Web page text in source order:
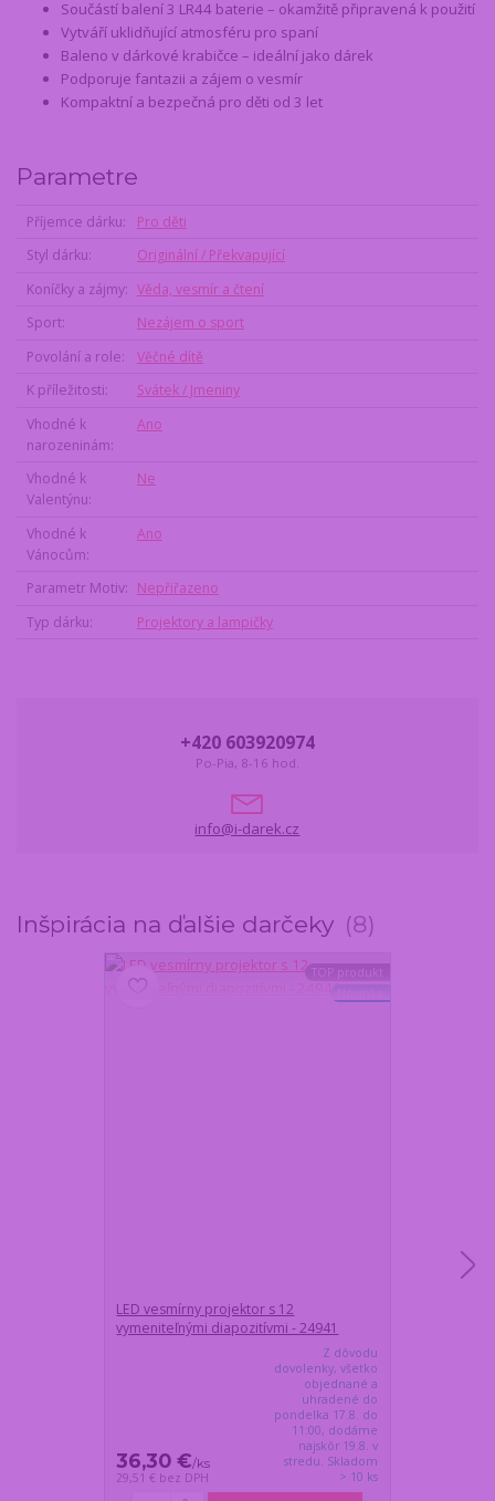
Součástí balení 3 LR44 baterie – okamžitě připravená k použití
Vytváří uklidňující atmosféru pro spaní
Baleno v dárkové krabičce – ideální jako dárek
Podporuje fantazii a zájem o vesmír
Kompaktní a bezpečná pro děti od 3 let
Parametre
Příjemce dárku
Pro děti
Styl dárku
Originální / Překvapující
Koníčky a zájmy
Věda, vesmír a čtení
Sport
Nezájem o sport
Povolání a role
Věčné dítě
K příležitosti
Svátek / Jmeniny
Vhodné k
narozeninám
Ano
Vhodné k
Valentýnu
Ne
Vhodné k
Vánocům
Ano
Parametr Motiv
Nepřiřazeno
Typ dárku
Projektory a lampičky
+420 603920974
Po-Pia, 8-16 hod.
info@i-darek.cz
Inšpirácia na ďalšie darčeky 8
TOP produkt
LED vesmírny projektor s 12
vymeniteľnými diapozitívmi - 24941
36,30 €/ks
29,51 € bez DPH
Z dôvodu
dovolenky, všetko
objednané a
uhradené do
pondelka 17.8. do
11:00, dodáme
najskôr 19.8. v
stredu. Skladom
> 10 ks